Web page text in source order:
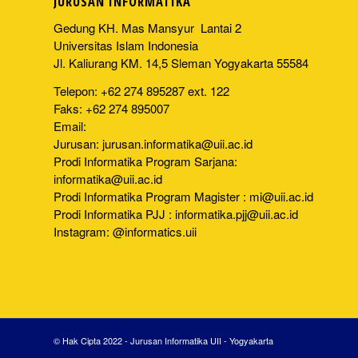
Gedung KH. Mas Mansyur Lantai 2
Universitas Islam Indonesia
Jl. Kaliurang KM. 14,5 Sleman Yogyakarta 55584
Telepon: +62 274 895287 ext. 122
Faks: +62 274 895007
Email:
Jurusan: jurusan.informatika@uii.ac.id
Prodi Informatika Program Sarjana:
informatika@uii.ac.id
Prodi Informatika Program Magister : mi@uii.ac.id
Prodi Informatika PJJ : informatika.pjj@uii.ac.id
Instagram: @informatics.uii
© Hak Cipta 2022 - Jurusan Informatika UII - Yogyakarta